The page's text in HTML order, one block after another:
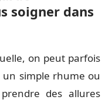
soigner dans
on peut parfois
simple rhume ou
des allures